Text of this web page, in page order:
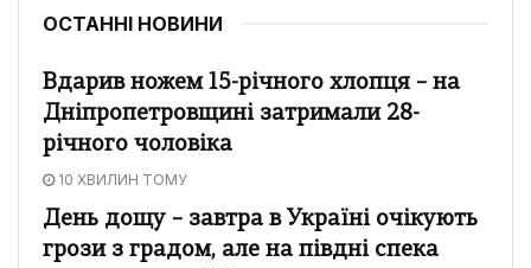
ОСТАННІ НОВИНИ
Вдарив ножем 15-річного хлопця – на
Дніпропетровщині затримали 28-
річного чоловіка
10 ХВИЛИН ТОМУ
День дощу – завтра в Україні очікують
грози з градом, але на півдні спека